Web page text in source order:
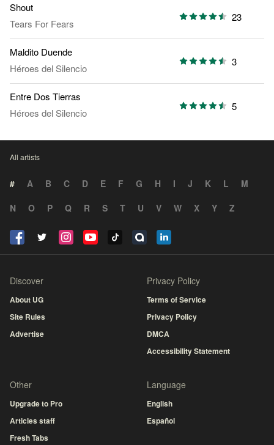
Shout
Tears For Fears
23
Maldito Duende
Héroes del Silencio
3
Entre Dos Tierras
Héroes del Silencio
5
All artists
# A B C D E F G H I J K L
M
N
O P Q R S T U V W X Y Z
Discover
About UG
Site Rules
Advertise
Privacy Policy
Terms of Service
Privacy Policy
DMCA
Accessibility Statement
Other
Upgrade to Pro
Articles staff
Fresh Tabs
Language
English
Español